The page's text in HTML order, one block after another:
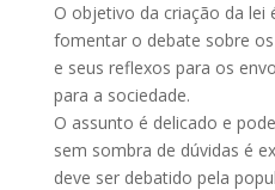
O objetivo da criação da lei
fomentar o debate sobre
e seus reflexos para os
para a sociedade.
O assunto é delicado e
sem sombra de dúvidas é
deve ser debatido pela